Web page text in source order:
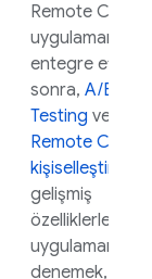
Remote Config
uygulamanıza
entegre
sonra, A/B
Testing ve
Remote Config
kişiselleştirme
gelişmiş
özelliklerle
uygulamanızı
denemek,